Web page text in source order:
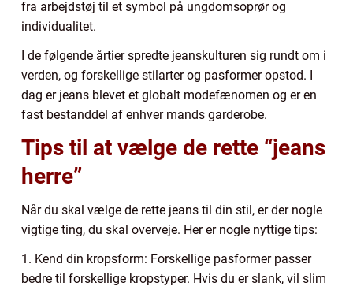
fra arbejdstøj til et symbol på ungdomsoprør og
individualitet.
I de følgende årtier spredte jeanskulturen sig rundt om i
verden, og forskellige stilarter og pasformer opstod. I
dag er jeans blevet et globalt modefænomen og er en
fast bestanddel af enhver mands garderobe.
Tips til at vælge de rette “jeans
herre”
Når du skal vælge de rette jeans til din stil, er der nogle
vigtige ting, du skal overveje. Her er nogle nyttige tips:
1. Kend din kropsform: Forskellige pasformer passer
bedre til forskellige kropstyper. Hvis du er slank, vil slim